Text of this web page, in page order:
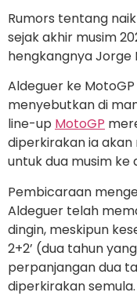
Rumors tentang
sejak akhir musim
hengkangnya Jorge
Aldeguer ke
menyebutkan di
line-up MotoGP
diperkirakan ia
untuk dua musim ke
Pembicaraan
Aldeguer telah
dingin, meskipun
2+2’ (dua tahun
perpanjangan dua
diperkirakan semula.